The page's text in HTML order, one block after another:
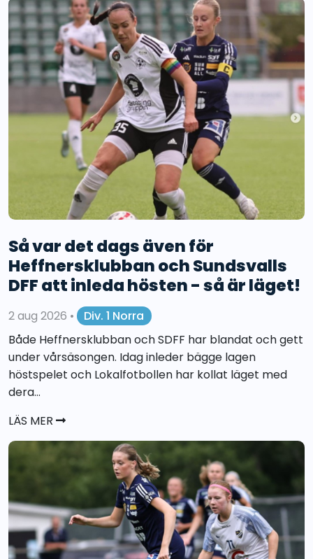
Så var det dags även för
Heffnersklubban och Sundsvalls
DFF att inleda hösten - så är läget!
2 aug 2026 •
Div. 1 Norra
Både Heffnersklubban och SDFF har blandat och gett
under vårsäsongen. Idag inleder bägge lagen
höstspelet och Lokalfotbollen har kollat läget med
dera...
LÄS MER